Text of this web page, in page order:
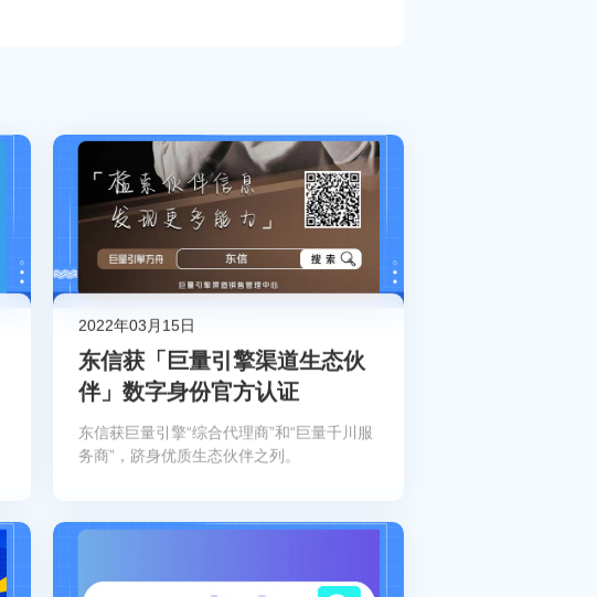
2022年03月15日
东信获「巨量引擎渠道生态伙
伴」数字身份官方认证
东信获巨量引擎“综合代理商”和“巨量千川服
务商”，跻身优质生态伙伴之列。